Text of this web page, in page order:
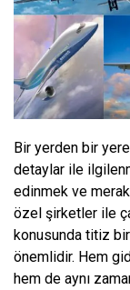
Bir yerden bir
detaylar ile
edinmek ve
özel şirketler ile
konusunda titiz
önemlidir. Hem
hem de aynı